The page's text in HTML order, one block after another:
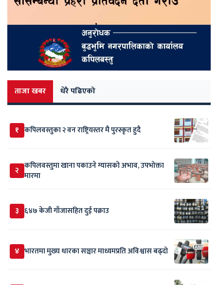
ताजा खबर धेरै पढिएको
१ कपिलवस्तुका २ वन राष्ट्रियस्तर मै पुरस्कृत हुदै
२ कपिलवस्तुमा खाना पकाउने ग्यासको अभाव, उपभोक्ता
मारमा
३ ६४७ केजी गाँजासहित दुई पक्राउ
४ भारतमा मुख्य धारका सञ्चार माध्यमप्रति अविश्वास बढ्दो